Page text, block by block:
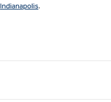
Indianapolis.